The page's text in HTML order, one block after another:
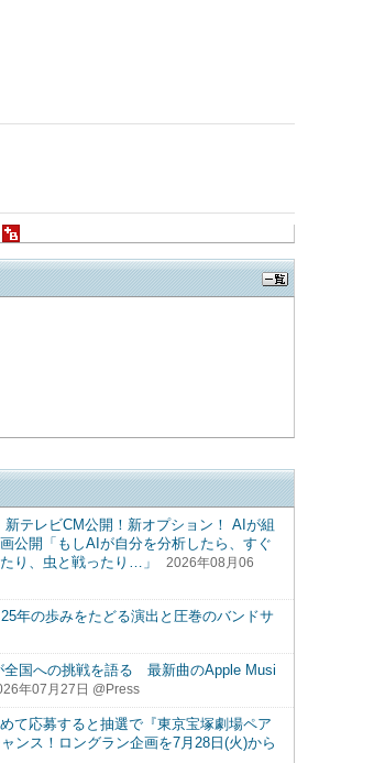
テレビCM公開！新オプション！ AIが組
公開「もしAIが自分を分析したら、すぐ
り、虫と戦ったり…」
2026年08月06
年の歩みをたどる演出と圧巻のバンドサ
全国への挑戦を語る 最新曲のApple Musi
年07月27日 @Press
て応募すると抽選で『東京宝塚劇場ペア
ンス！ロングラン企画を7月28日(火)から